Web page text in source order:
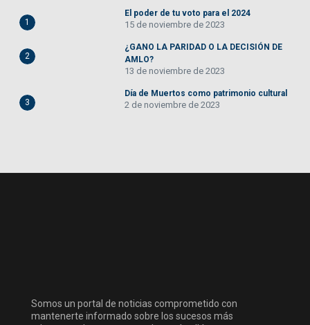
1
El poder de tu voto para el 2024
15 de noviembre de 2023
2
¿GANO LA PARIDAD O LA DECISIÓN DE
AMLO?
13 de noviembre de 2023
3
Día de Muertos como patrimonio cultural
2 de noviembre de 2023
Somos un portal de noticias comprometido con
mantenerte informado sobre los sucesos más